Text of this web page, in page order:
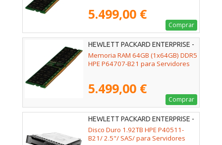
5.499,00 €
Comprar
HEWLETT PACKARD ENTERPRISE -
P64707-B21
Memoria RAM 64GB (1x64GB) DDR5
HPE P64707-B21 para Servidores
5.499,00 €
Comprar
HEWLETT PACKARD ENTERPRISE -
P40511-B21
Disco Duro 1.92TB HPE P40511-
B21/ 2.5"/ SAS/ para Servidores